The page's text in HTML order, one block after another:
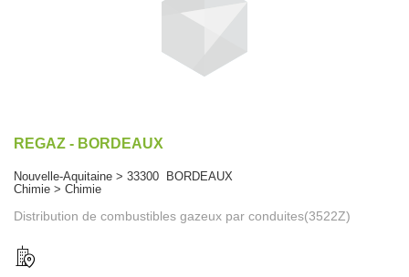
REGAZ - BORDEAUX
Nouvelle-Aquitaine > 33300 BORDEAUX
Chimie > Chimie
Distribution de combustibles gazeux par conduites(3522Z)